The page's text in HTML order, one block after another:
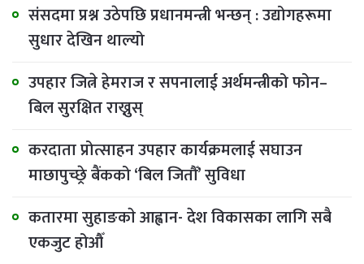
संसदमा प्रश्न उठेपछि प्रधानमन्त्री भन्छन् : उद्योगहरूमा
सुधार देखिन थाल्यो
उपहार जित्ने हेमराज र सपनालाई अर्थमन्त्रीको फोन–
बिल सुरक्षित राख्नुस्
करदाता प्रोत्साहन उपहार कार्यक्रमलाई सघाउन
माछापुच्छ्रे बैंकको ‘बिल जितौँ’ सुविधा
कतारमा सुहाङकाे आह्वान- देश विकासका लागि सबै
एकजुट होऔँ